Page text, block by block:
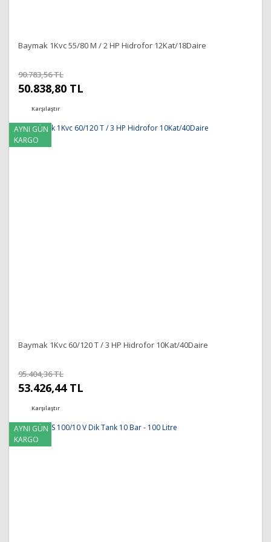
Baymak 1Kvc 55/80 M / 2 HP Hidrofor 12Kat/18Daire
90.783,56 TL
50.838,80 TL
Karşılaştır
AYNI GÜN
KARGO
Baymak 1Kvc 60/120 T / 3 HP Hidrofor 10Kat/40Daire
95.404,36 TL
53.426,44 TL
Karşılaştır
AYNI GÜN
KARGO